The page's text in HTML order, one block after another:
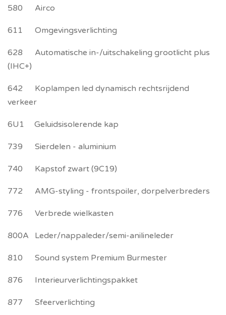
580 Airco
611 Omgevingsverlichting
628 Automatische in-/uitschakeling grootlicht plus
(IHC+)
642 Koplampen led dynamisch rechtsrijdend
verkeer
6U1 Geluidsisolerende kap
739 Sierdelen - aluminium
740 Kapstof zwart (9C19)
772 AMG-styling - frontspoiler, dorpelverbreders
776 Verbrede wielkasten
800A Leder/nappaleder/semi-anilineleder
810 Sound system Premium Burmester
876 Interieurverlichtingspakket
877 Sfeerverlichting